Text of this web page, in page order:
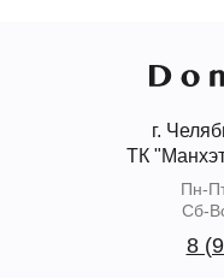
г.
ТК
Пн-
Сб-
8